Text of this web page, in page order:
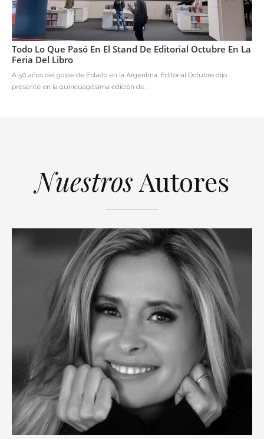
Todo Lo Que Pasó En El Stand De Editorial Octubre En La
Feria Del Libro
A 50 años del golpe de Estado en la Argentina, Editorial Octubre dijo
presente en la quincuagésima edición de...
NuestrosAutores